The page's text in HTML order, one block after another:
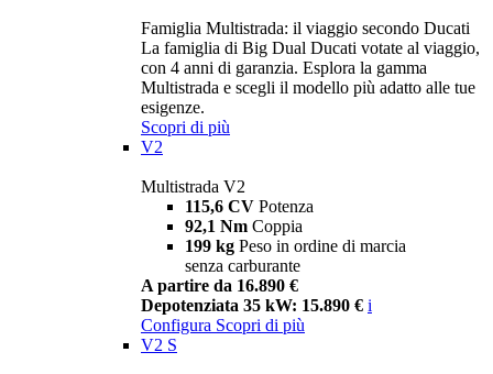
Famiglia Multistrada: il viaggio secondo Ducati
La famiglia di Big Dual Ducati votate al viaggio,
con 4 anni di garanzia. Esplora la gamma
Multistrada e scegli il modello più adatto alle tue
esigenze.
Scopri di più
V2
Multistrada V2
115,6 CV Potenza
92,1 Nm Coppia
199 kg Peso in ordine di marcia
senza carburante
A partire da 16.890 €
Depotenziata 35 kW: 15.890 € i
Configura Scopri di più
V2 S